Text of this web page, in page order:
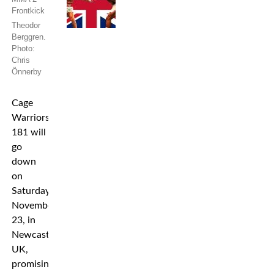
Theodor
Berggren.
Photo:
Chris
Önnerby
Cage
Warriors
181 will
go
down
on
Saturday,
November
23, in
Newcastle,
UK,
promising